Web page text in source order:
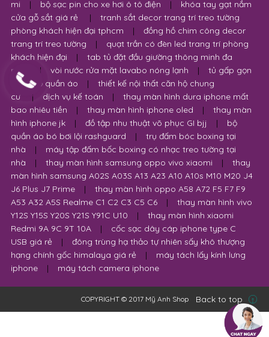
mi
| bộ sạc pin cho xe hơi ô tô điện |
khóa tay gạt nắm
cửa gỗ sắt giá rẻ
|
tranh sắt decor trang trí treo tường
phòng khách hiện đại tphcm
|
đồng hồ chim công decor
trang trí treo tường
|
quạt trần có đèn led trang trí phòng
khách hiện đại
|
tab tủ đặt đầu giường thông minh đa
năng
| vòi nước rửa mặt lavabo nóng lạnh |
tủ gấp gọn
đựng đồ quần áo
|
thiết kế nội thất căn hộ chung
cư
| dịch vụ kế toán |
thay màn hình dura iphone mất
bao nhiêu tiền
| thay màn hình iphone oled |
thay màn
hình iphone jk
| đồ tập nhu thuật võ phục GI bjj |
bộ
quần áo bó bơi lội rashguard
|
trụ đấm bóc boxing tại
nhà
|
máy tập đấm bốc boxing có nhạc treo tường tại
nhà
| thay màn hình samsung oppo vivo xiaomi |
thay
màn hình samsung A02S A03S A13 A23 A10 A10s M10 M20 J4
J6 Plus J7 Prime
|
thay màn hình oppo A58 A72 F5 F7 F9
A53 A32 A5S Realme C1 C2 C3 C5 C6
|
thay màn hình vivo
Y12S Y15S Y20S Y21S Y91C U10
|
thay màn hình xiaomi
Redmi 9A 9C 9T 10A
|
cốc sạc dây cáp iphone type C
USB giá rẻ
|
đông trùng hạ thảo tự nhiên sấy khô thượng
hạng chính gốc himalaya giá rẻ
|
máy tách lấy kính lưng
iphone
| máy tách camera iphone
COPYRIGHT © 2017 Mỹ Anh Shop Back to top